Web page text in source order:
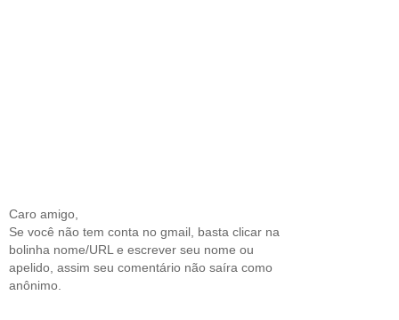
Caro amigo,
Se você não tem conta no gmail, basta clicar na
bolinha nome/URL e escrever seu nome ou
apelido, assim seu comentário não saíra como
anônimo.